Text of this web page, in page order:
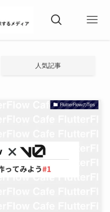
人気記事
FlutterFlowのTips